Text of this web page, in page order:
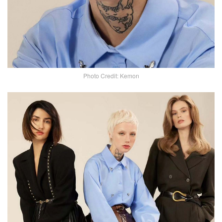
Photo Credit: Kemon